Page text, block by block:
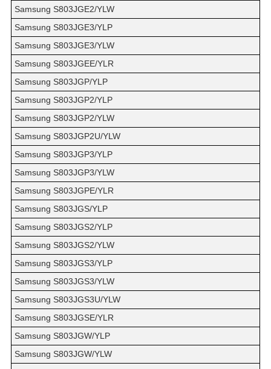
Samsung S803JGE2/YLW
Samsung S803JGE3/YLP
Samsung S803JGE3/YLW
Samsung S803JGEE/YLR
Samsung S803JGP/YLP
Samsung S803JGP2/YLP
Samsung S803JGP2/YLW
Samsung S803JGP2U/YLW
Samsung S803JGP3/YLP
Samsung S803JGP3/YLW
Samsung S803JGPE/YLR
Samsung S803JGS/YLP
Samsung S803JGS2/YLP
Samsung S803JGS2/YLW
Samsung S803JGS3/YLP
Samsung S803JGS3/YLW
Samsung S803JGS3U/YLW
Samsung S803JGSE/YLR
Samsung S803JGW/YLP
Samsung S803JGW/YLW